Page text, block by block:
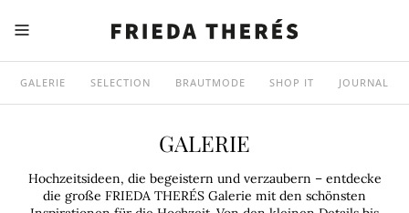
GALERIE SELECTION BRAUTMODE SHOP IT JOURNAL
GALERIE
Hochzeitsideen, die begeistern und verzaubern – entdecke
die große FRIEDA THERÉS Galerie mit den schönsten